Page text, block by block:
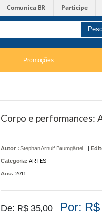
Comunica BR Participe
Promoções
Corpo e performances:
Autor : Stephan Arnulf Baumgärtel |
Categoria: ARTES
Ano: 2011
De: R$ 35,00 Por: